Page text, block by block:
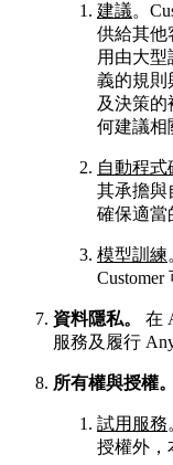
建議。
供給其他
用由大型
義的規則
及決策的
何建議相
自動程式
其承擔與
確保適當
模型訓練
資料隱私。 在
服務及履行
所有權與授權。
試用服務
授權外，